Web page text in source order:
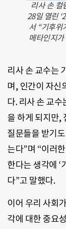
리사 손 컬
28일 열린
서 “기후위
메타인지
리사 손 교수는
며, 인간이 자신
다. 리사 손 교
을 하게 되지만,
질문들을 받기
는다”며 “이러
한다는 생각에
다”고 말했다.
이어 우리 사회
각에 대한 중요